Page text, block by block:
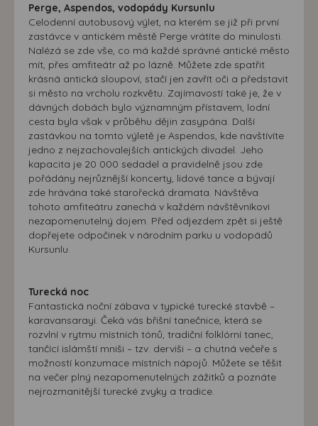
Perge, Aspendos, vodopády Kursunlu
Celodenní autobusový výlet, na kterém se již při první
zastávce v antickém městě Perge vrátíte do minulosti.
Nalézá se zde vše, co má každé správné antické město
mít, přes amfiteátr až po lázně. Můžete zde spatřit
krásná antická sloupoví, stačí jen zavřít oči a představit
si město na vrcholu rozkvětu. Zajímavostí také je, že v
dávných dobách bylo významným přístavem, lodní
cesta byla však v průběhu dějin zasypána. Další
zastávkou na tomto výletě je Aspendos, kde navštívíte
jedno z nejzachovalejších antických divadel. Jeho
kapacita je 20 000 sedadel a pravidelně jsou zde
pořádány nejrůznější koncerty, lidové tance a bývají
zde hrávána také starořecká dramata. Návštěva
tohoto amfiteátru zanechá v každém návštěvníkovi
nezapomenutelný dojem. Před odjezdem zpět si ještě
dopřejete odpočinek v národním parku u vodopádů
Kursunlu.
Turecká noc
Fantastická noční zábava v typické turecké stavbě –
karavansarayi. Čeká vás břišní tanečnice, která se
rozvlní v rytmu místních tónů, tradiční folklórní tanec,
tančící islámští mniši – tzv. derviši – a chutná večeře s
možností konzumace místních nápojů. Můžete se těšit
na večer plný nezapomenutelných zážitků a poznáte
nejrozmanitější turecké zvyky a tradice.